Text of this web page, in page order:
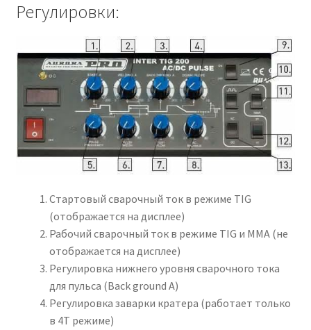
Регулировки:
Стартовый сварочный ток в режиме TIG
(отображается на дисплее)
Рабочий сварочный ток в режиме TIG и MMA (не
отображается на дисплее)
Регулировка нижнего уровня сварочного тока
для пульса (Back ground A)
Регулировка заварки кратера (работает только
в 4T режиме)